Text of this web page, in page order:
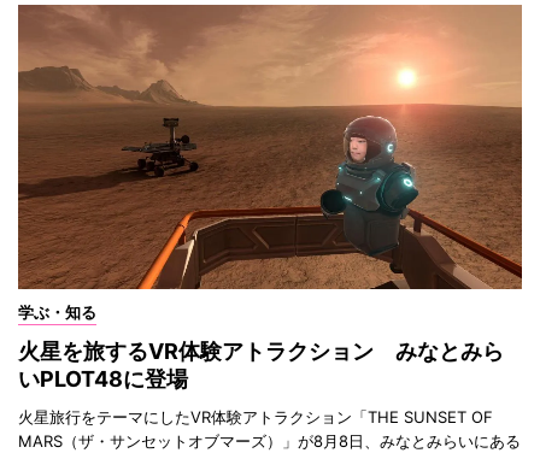
学ぶ・知る
火星を旅するVR体験アトラクション みなとみら
いPLOT48に登場
火星旅行をテーマにしたVR体験アトラクション「THE SUNSET OF
MARS（ザ・サンセットオブマーズ）」が8月8日、みなとみらいにある